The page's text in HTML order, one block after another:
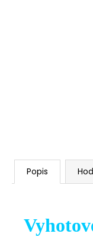
Popis